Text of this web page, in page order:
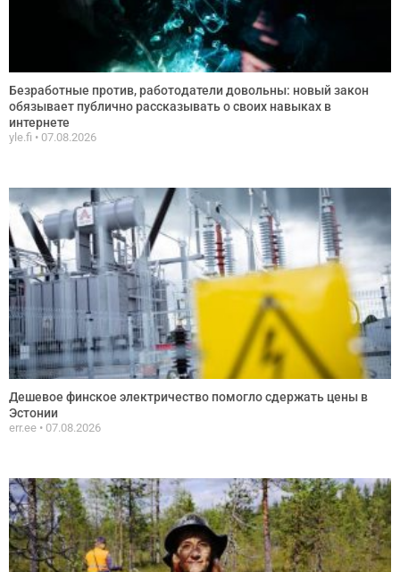
Безработные против, работодатели довольны: новый закон
обязывает публично рассказывать о своих навыках в
интернете
yle.fi 07.08.2026
Дешевое финское электричество помогло сдержать цены в
Эстонии
err.ee 07.08.2026